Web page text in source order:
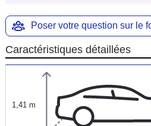
Marques
Poser votre question sur le
Caractéristiques détaillées
1,41 m